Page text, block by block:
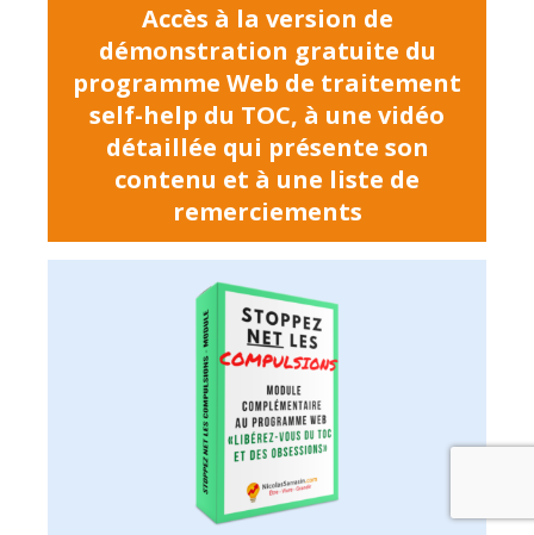
Accès à la version de
démonstration gratuite du
programme Web de traitement
self-help du TOC, à une vidéo
détaillée qui présente son
contenu et à une liste de
remerciements